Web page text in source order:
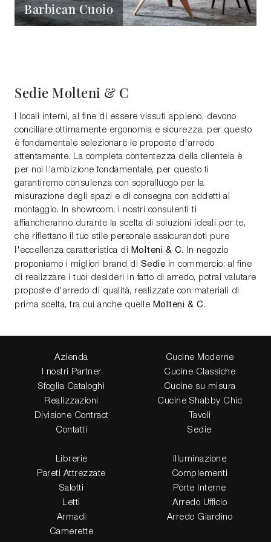
Barbican Cuoio
Sedie Molteni & C
I locali interni, al fine di essere vissuti appieno, devono
conciliare ottimamente ergonomia e sicurezza, per questo
è fondamentale selezionare le proposte d'arredo
attentamente. La completa contentezza della clientela è
per noi l'ambizione fondamentale, per questo ti
garantiremo consulenza con sopralluogo per la
misurazione degli spazi e di consegna con addetti al
montaggio. In showroom, i nostri consulenti ti
affiancheranno durante la scelta di soluzioni ideali per te,
che riflettano il tuo stile personale assicurandoti pure
l'eccellenza caratteristica di Molteni & C. In negozio
proponiamo i migliori brand di Sedie in commercio: al fine
di realizzare i tuoi desideri in fatto di arredo, potrai valutare
proposte d'arredo di qualità, realizzate con materiali di
prima scelta, tra cui anche quelle Molteni & C.
Azienda
I nostri Partner
Sfoglia Cataloghi
Realizzazioni
Divisione Contract
Contatti
Cucine Moderne
Cucine Classiche
Cucine su misura
Cucine Shabby Chic
Tavoli
Sedie
Librerie
Pareti Attrezzate
Salotti
Letti
Armadi
Camerette
Illuminazione
Complementi
Porte Interne
Arredo Ufficio
Arredo Giardino